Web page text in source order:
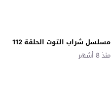
مسلسل شراب التوت الحلقة 112
منذ 8 أشهر